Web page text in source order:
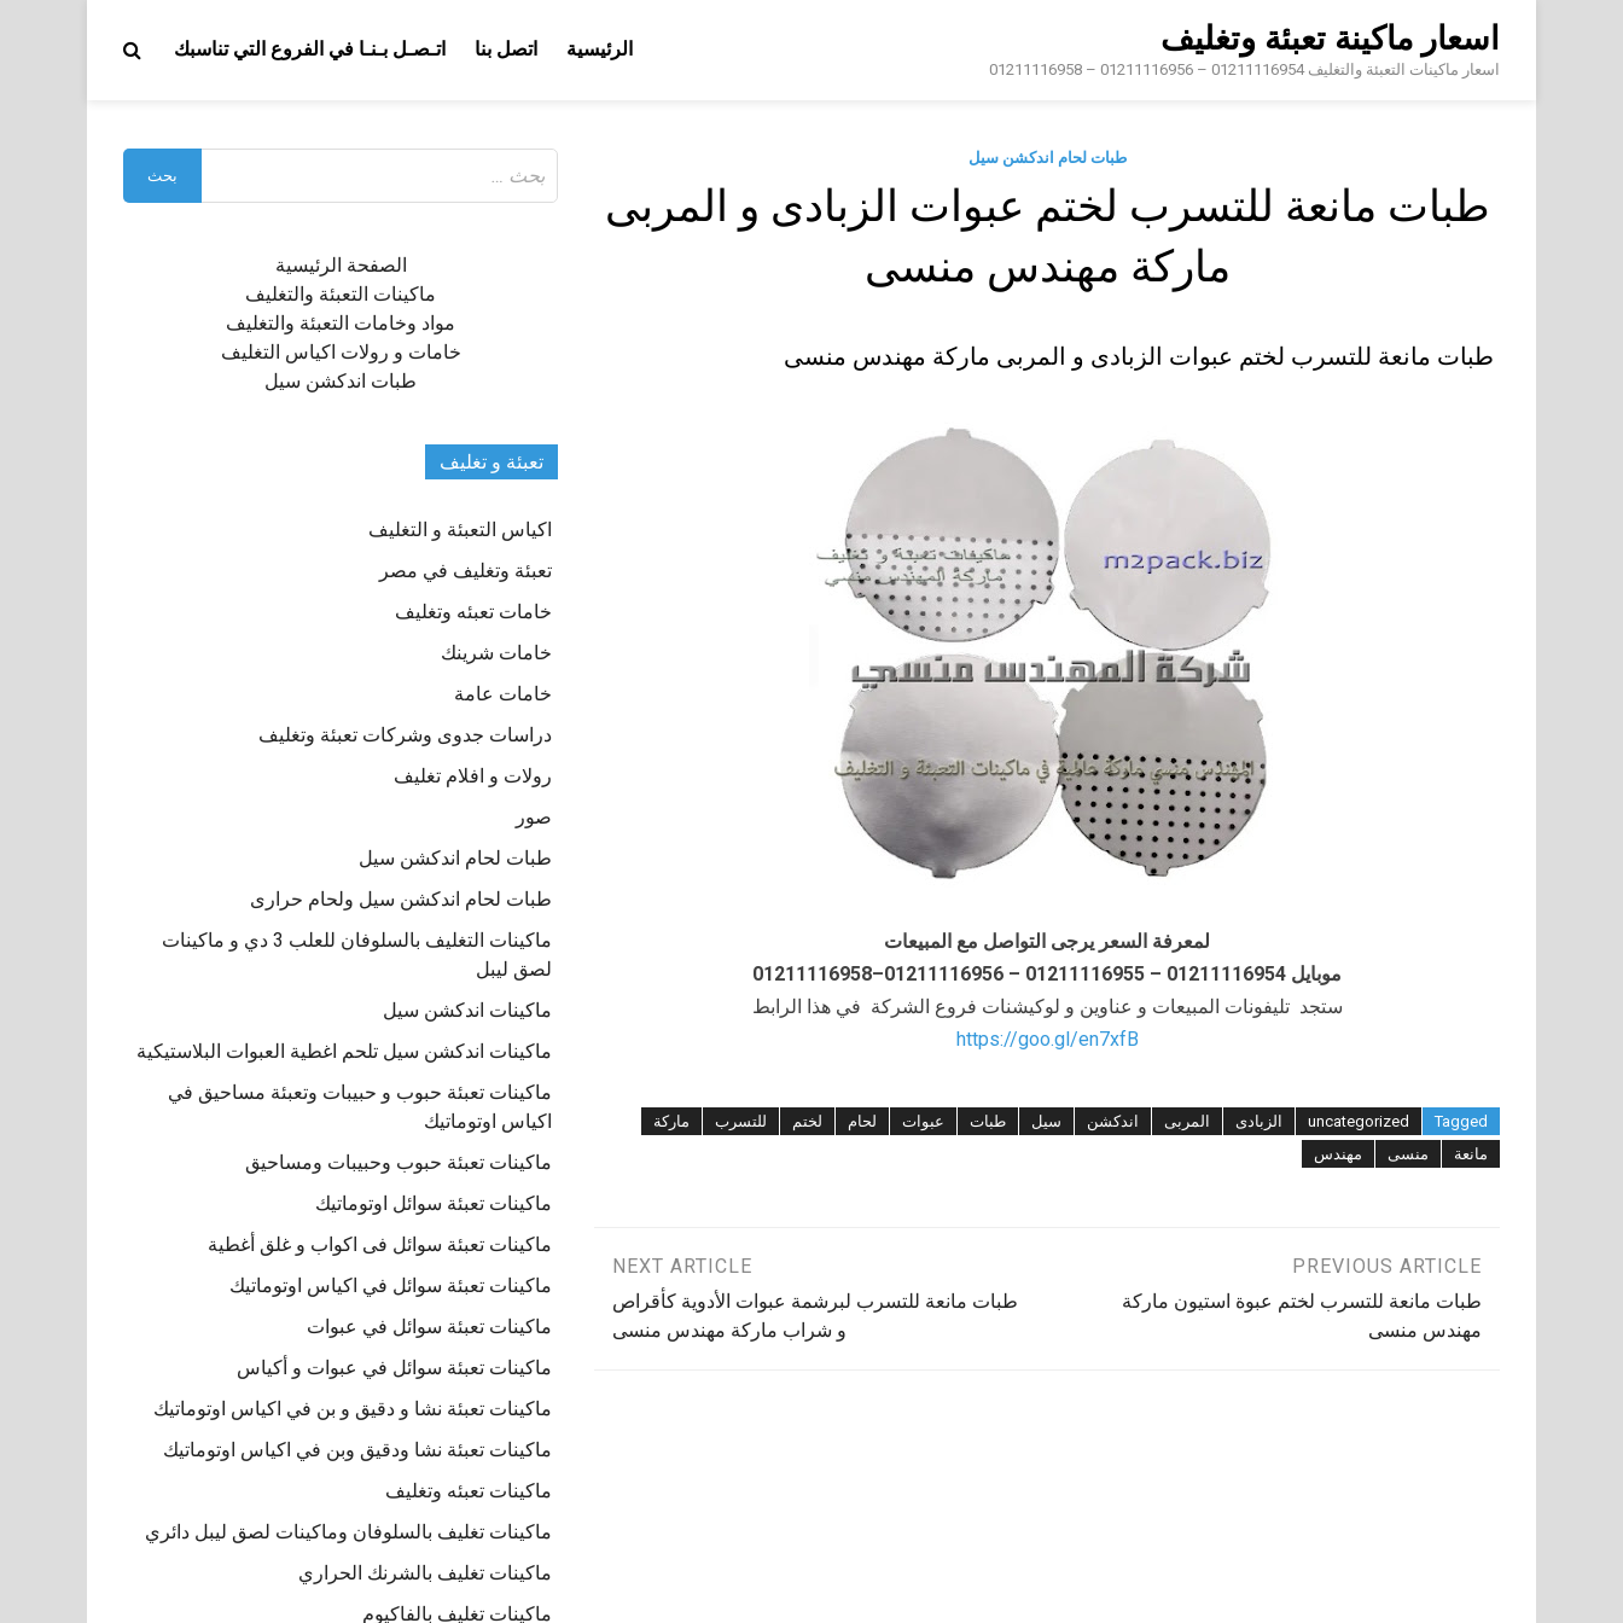
content
اسعار ماكينة تعبئة وتغليف
اسعار ماكينات التعبئة والتغليف 01211116954 – 01211116956 – 01211116958
الرئيسية اتصل بنا اتـصـل بـنـا في الفروع التي تناسبك
طبات لحام اندكشن سيل
طبات مانعة للتسرب لختم عبوات الزبادى و المربى
ماركة مهندس منسى
طبات مانعة للتسرب لختم عبوات الزبادى و المربى ماركة مهندس منسى
لمعرفة السعر يرجى التواصل مع المبيعات
موبايل 01211116954 – 01211116955 – 01211116956–01211116958
ستجد تليفونات المبيعات و عناوين و لوكيشنات فروع الشركة في هذا الرابط
https://goo.gl/en7xfB
Tagged
uncategorized الزبادى المربى اندكشن سيل طبات عبوات لحام لختم للتسرب
ماركة
مانعة
منسى مهندس
تصفّح
المقالات
PREVIOUS ARTICLE
طبات مانعة للتسرب لختم عبوة استيون ماركة
مهندس منسى
NEXT ARTICLE
طبات مانعة للتسرب لبرشمة عبوات الأدوية كأقراص
و شراب ماركة مهندس منسى
عن:
الصفحة الرئيسية
ماكينات التعبئة والتغليف
مواد وخامات التعبئة والتغليف
خامات و رولات اكياس التغليف
طبات اندكشن سيل
تعبئة و تغليف
اكياس التعبئة و التغليف
تعبئة وتغليف في مصر
خامات تعبئه وتغليف
خامات شرينك
خامات عامة
دراسات جدوى وشركات تعبئة وتغليف
رولات و افلام تغليف
صور
طبات لحام اندكشن سيل
طبات لحام اندكشن سيل ولحام حرارى
ماكينات التغليف بالسلوفان للعلب 3 دي و ماكينات
لصق ليبل
ماكينات اندكشن سيل
ماكينات اندكشن سيل تلحم اغطية العبوات البلاستيكية
ماكينات تعبئة حبوب و حبيبات وتعبئة مساحيق في
اكياس اوتوماتيك
ماكينات تعبئة حبوب وحبيبات ومساحيق
ماكينات تعبئة سوائل اوتوماتيك
ماكينات تعبئة سوائل فى اكواب و غلق أغطية
ماكينات تعبئة سوائل في اكياس اوتوماتيك
ماكينات تعبئة سوائل في عبوات
ماكينات تعبئة سوائل في عبوات و أكياس
ماكينات تعبئة نشا و دقيق و بن في اكياس اوتوماتيك
ماكينات تعبئة نشا ودقيق وبن في اكياس اوتوماتيك
ماكينات تعبئه وتغليف
ماكينات تغليف بالسلوفان وماكينات لصق ليبل دائري
ماكينات تغليف بالشرنك الحراري
ماكينات تغليف بالفاكيوم